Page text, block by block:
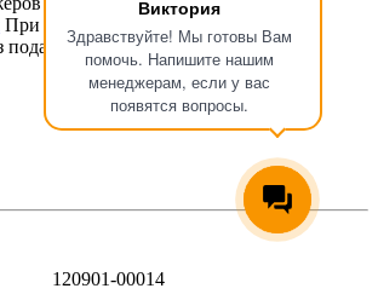
Виктория
Здравствуйте! Мы готовы Вам
помочь. Напишите нашим
менеджерам, если у вас
появятся вопросы.
При покупке данного товара вам
подарков представленных ниже
120901-00014